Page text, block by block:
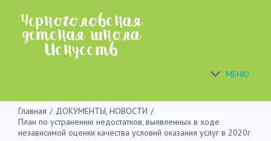
content
МЕНЮ
Главная / ДОКУМЕНТЫ, НОВОСТИ /
План по устранению недостатков, выявленных в ходе
независимой оценки качества условий оказания услуг в 2020г